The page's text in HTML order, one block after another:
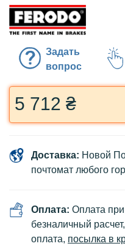
Задать
вопрос
5 712 ₴
Доставка: Новой
почтомат любого
Оплата: Оплата при
безналичный
оплата, посылка в